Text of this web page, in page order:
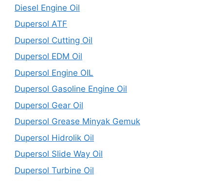
Diesel Engine Oil
Dupersol ATF
Dupersol Cutting Oil
Dupersol EDM Oil
Dupersol Engine OIL
Dupersol Gasoline Engine Oil
Dupersol Gear Oil
Dupersol Grease Minyak Gemuk
Dupersol Hidrolik Oil
Dupersol Slide Way Oil
Dupersol Turbine Oil